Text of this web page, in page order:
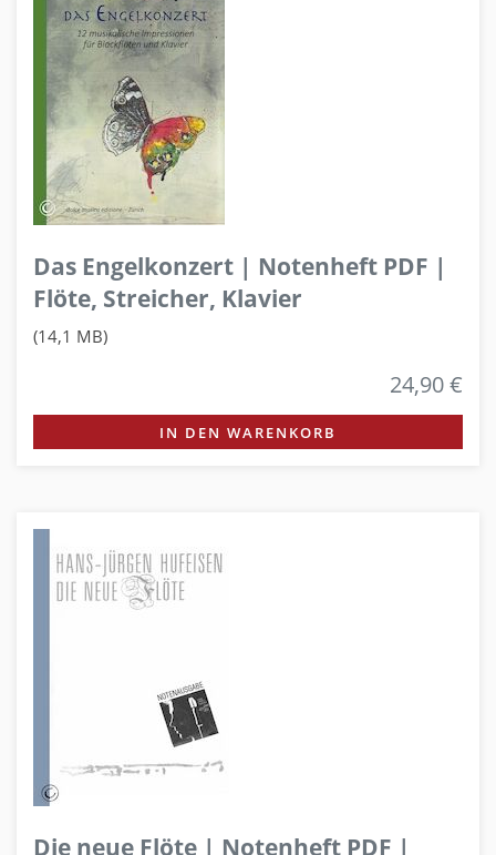
Das Engelkonzert | Notenheft PDF |
Flöte, Streicher, Klavier
(14,1 MB)
24,90 €
IN DEN WARENKORB
Die neue Flöte | Notenheft PDF |